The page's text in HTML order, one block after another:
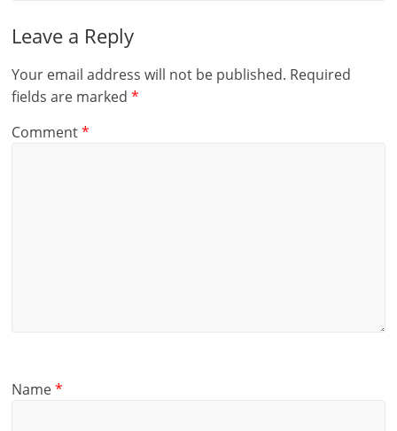
Leave a Reply
Your email address will not be published. Required
fields are marked*
Comment*
Name*